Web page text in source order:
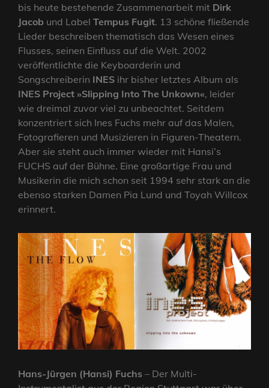
bis heute bestehende Zusammenarbeit mit Dirk
Jacob und Label Tempus Fugit. 13 schöne fließende
Lieder beschreiben thematisch das Wesen eines
Flusses, seinen Einfluss auf die Welt. 2002
veröffentlichte die Keyboarderin und
Songschreiberin INES ihr bisher letztes Album als
INES Project »Slipping Into The Unkown«, leider
wie dreimal zuvor viel zu unbeachtet. Seitdem
konzentriert sich Ines Fuchs mehr auf das Malen,
Fotografieren und Musizieren in Figuren-Theatern.
Aber sie steht auch immer wieder mit Hansi’s
FUCHS auf der Bühne. Eine großartige Frau und
Musikerin die mich schon seit 1994 sehr stark an die
ebenso starken Damen Pia Lund und Toyah Willcox
erinnert.
Hans-Jürgen (Hansi) Fuchs – Der Multi-